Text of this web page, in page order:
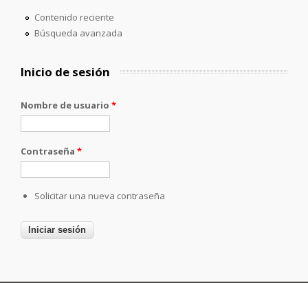
Contenido reciente
Búsqueda avanzada
Inicio de sesión
Nombre de usuario *
Contraseña *
Solicitar una nueva contraseña